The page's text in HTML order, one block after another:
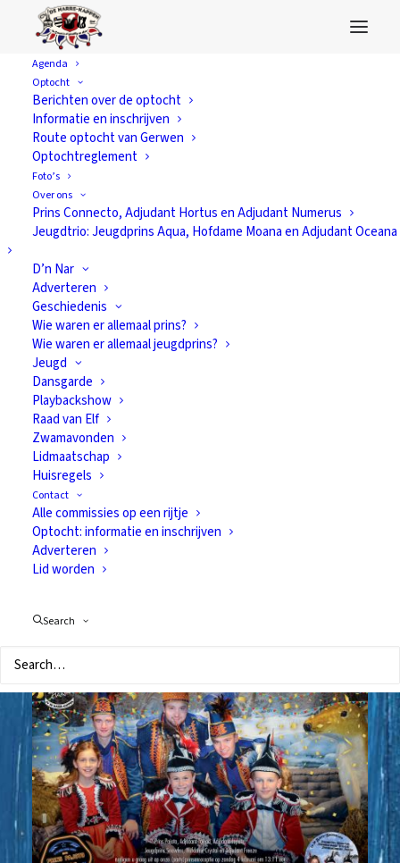
Agenda
Optocht
Berichten over de optocht
Informatie en inschrijven
Route optocht van Gerwen
Optochtreglement
Foto’s
Over ons
Prins Connecto, Adjudant Hortus en Adjudant Numerus
Jeugdtrio: Jeugdprins Aqua, Hofdame Moana en Adjudant Oceana
D’n Nar
Adverteren
Geschiedenis
Wie waren er allemaal prins?
Wie waren er allemaal jeugdprins?
Jeugd
Dansgarde
Playbackshow
Raad van Elf
Zwamavonden
Lidmaatschap
Huisregels
Contact
Alle commissies op een rijtje
Optocht: informatie en inschrijven
Adverteren
Lid worden
Search
Adjudant Tojopa
Frans Bunthof
gehuldigd: 55 jaar lid!
12 november 2018
Afgelopen zondag, de elfde van de elfde,
bestonden wij als vereniging precies 55 jaar.
Frans Bunthof is er vanaf het allereerste begin